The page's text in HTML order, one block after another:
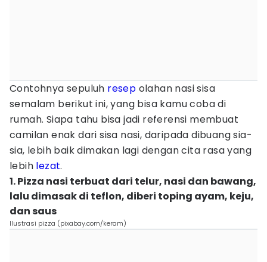
Contohnya sepuluh resep olahan nasi sisa
semalam berikut ini, yang bisa kamu coba di
rumah. Siapa tahu bisa jadi referensi membuat
camilan enak dari sisa nasi, daripada dibuang sia-
sia, lebih baik dimakan lagi dengan cita rasa yang
lebih lezat.
1. Pizza nasi terbuat dari telur, nasi dan bawang,
lalu dimasak di teflon, diberi toping ayam, keju,
dan saus
Ilustrasi pizza (pixabay.com/keram)